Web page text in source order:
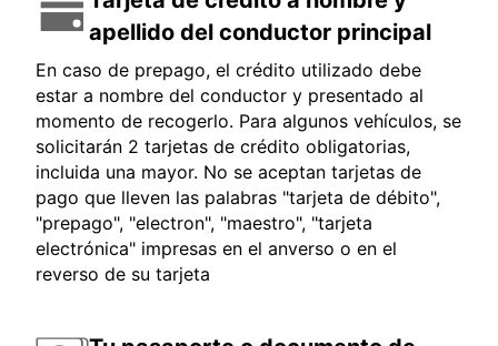
apellido del conductor principal
En caso de prepago, el crédito utilizado debe
estar a nombre del conductor y presentado al
momento de recogerlo. Para algunos vehículos, se
solicitarán 2 tarjetas de crédito obligatorias,
incluida una mayor. No se aceptan tarjetas de
pago que lleven las palabras "tarjeta de débito",
"prepago", "electron", "maestro", "tarjeta
electrónica" impresas en el anverso o en el
reverso de su tarjeta